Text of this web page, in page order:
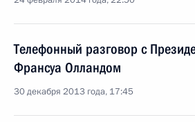
Телефонный разговор с
Франсуа Олландом
30 декабря 2013 года, 17:45